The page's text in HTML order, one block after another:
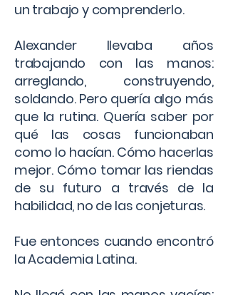
un trabajo y comprenderlo.
Alexander llevaba años
trabajando con las manos:
arreglando, construyendo,
soldando. Pero quería algo más
que la rutina. Quería saber por
qué las cosas funcionaban
como lo hacían. Cómo hacerlas
mejor. Cómo tomar las riendas
de su futuro a través de la
habilidad, no de las conjeturas.
Fue entonces cuando encontró
la Academia Latina.